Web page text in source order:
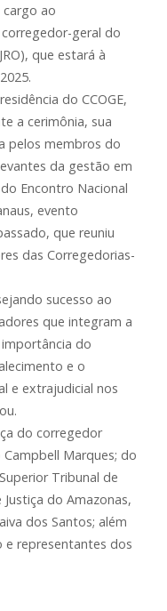
ao
geral do
que estará à
do CCOGE,
a cerimônia, sua
pelos membros do
da gestão em
Encontro Nacional
evento
que reuniu
das Corregedorias-
sucesso ao
que integram a
do
e o
e extrajudicial nos
do corregedor
Marques; do
Tribunal de
do Amazonas,
dos Santos; além
e representantes dos